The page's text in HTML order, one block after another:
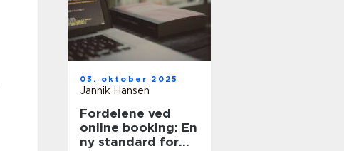
03. oktober 2025
Jannik Hansen
Fordelene ved
online booking: En
ny standard for